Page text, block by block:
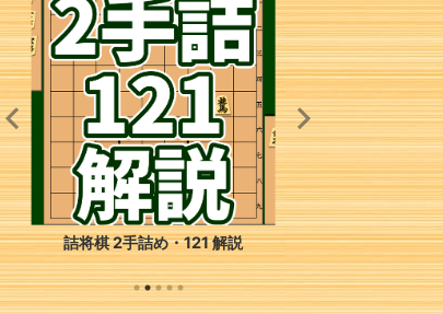
詰将棋 3手詰め・58 解説 詰将